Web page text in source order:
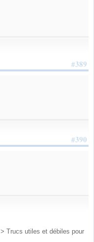
#389
#390
> Trucs utiles et débiles pour